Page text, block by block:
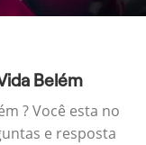
Belém
? Você esta no
e resposta